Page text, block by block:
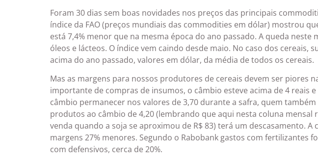
Foram 30 dias sem boas novidades nos preços das principais
índice da FAO (preços mundiais das commodities em dólar) mostrou
está 7,4% menor que na mesma época do ano passado. A queda neste
óleos e lácteos. O índice vem caindo desde maio. No caso dos cereais,
acima do ano passado, valores em dólar, da média de todos os cereais.
Mas as margens para nossos produtores de cereais devem ser piores
importante de compras de insumos, o câmbio esteve acima de 4 reais e
câmbio permanecer nos valores de 3,70 durante a safra, quem
produtos ao câmbio de 4,20 (lembrando que aqui nesta coluna mensal
venda quando a soja se aproximou de R$ 83) terá um descasamento. A
margens 27% menores. Segundo o Rabobank gastos com fertilizantes
com defensivos, cerca de 20%.